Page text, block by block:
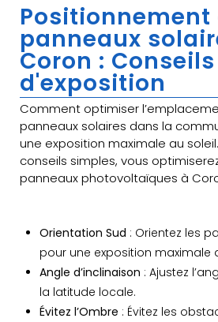
Positionnement
panneaux
Coron : Conseils
d'exposition
Comment optimiser
panneaux solaires dans la
une exposition maximale au
conseils simples, vous
panneaux photovoltaïques à
Orientation Sud : Orientez les
pour une exposition maximale
Angle d’inclinaison : Ajustez
la latitude locale.
Évitez l’Ombre : Évitez les